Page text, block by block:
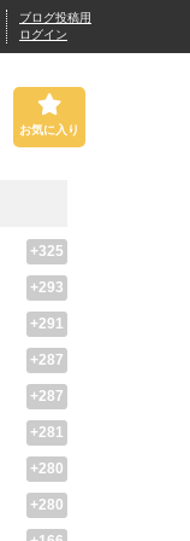
ブログ投稿用
ログイン
お気に入り
+325
+293
+291
+287
+287
+281
+280
+280